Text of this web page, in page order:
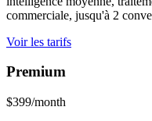
commerciale, jusqu'à 2
Voir les tarifs
Premium
$399/month